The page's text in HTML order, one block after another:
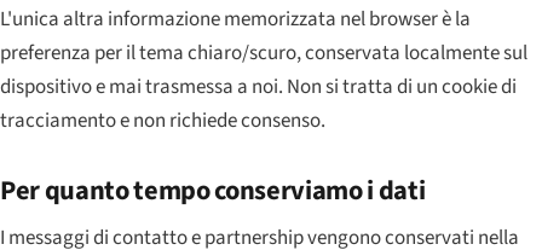
L'unica altra informazione memorizzata nel browser è la
preferenza per il tema chiaro/scuro, conservata localmente sul
dispositivo e mai trasmessa a noi. Non si tratta di un cookie di
tracciamento e non richiede consenso.
Per quanto tempo conserviamo i dati
I messaggi di contatto e partnership vengono conservati nella